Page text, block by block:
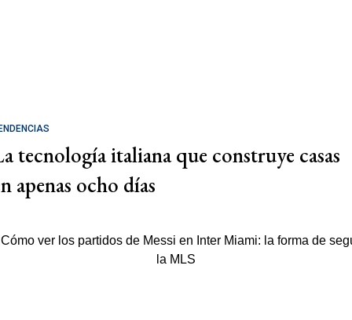
tecnología italiana que construye casas
apenas ocho días